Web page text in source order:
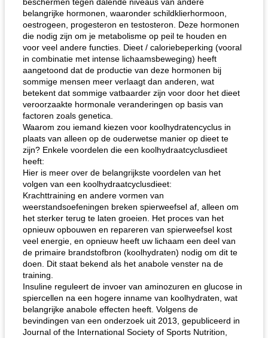
belangrijke hormonen, waaronder schildklierhormoon,
oestrogeen, progesteron en testosteron. Deze hormonen
die nodig zijn om je metabolisme op peil te houden en
voor veel andere functies. Dieet / caloriebeperking (vooral
in combinatie met intense lichaamsbeweging) heeft
aangetoond dat de productie van deze hormonen bij
sommige mensen meer verlaagt dan anderen, wat
betekent dat sommige vatbaarder zijn voor door het dieet
veroorzaakte hormonale veranderingen op basis van
factoren zoals genetica.
Waarom zou iemand kiezen voor koolhydratencyclus in
plaats van alleen op de ouderwetse manier op dieet te
zijn? Enkele voordelen die een koolhydraatcyclusdieet
heeft:
Hier is meer over de belangrijkste voordelen van het
volgen van een koolhydraatcyclusdieet:
Krachttraining en andere vormen van
weerstandsoefeningen breken spierweefsel af, alleen om
het sterker terug te laten groeien. Het proces van het
opnieuw opbouwen en repareren van spierweefsel kost
veel energie, en opnieuw heeft uw lichaam een ​​deel van
de primaire brandstofbron (koolhydraten) nodig om dit te
doen. Dit staat bekend als het anabole venster na de
training.
Insuline reguleert de invoer van aminozuren en glucose in
spiercellen na een hogere inname van koolhydraten, wat
belangrijke anabole effecten heeft. Volgens de
bevindingen van een onderzoek uit 2013, gepubliceerd in
Journal of the International Society of Sports Nutrition,